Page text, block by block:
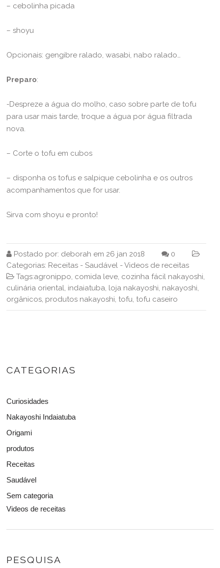
– cebolinha picada
– shoyu
Opcionais: gengibre ralado, wasabi, nabo ralado…
Preparo:
-Despreze a água do molho, caso sobre parte de tofu
para usar mais tarde, troque a água por água filtrada
nova.
– Corte o tofu em cubos
– disponha os tofus e salpique cebolinha e os outros
acompanhamentos que for usar.
Sirva com shoyu e pronto!
Postado por: deborah em 26 jan 2018
0
Categorias: Receitas -Saudável -Videos de receitas
Tags:agronippo comida leve cozinha fácil nakayoshi
culinária oriental indaiatuba loja nakayoshi nakayoshi
orgânicos produtos nakayoshi tofu tofu caseiro
CATEGORIAS
Curiosidades
Nakayoshi Indaiatuba
Origami
produtos
Receitas
Saudável
Sem categoria
Videos de receitas
PESQUISA